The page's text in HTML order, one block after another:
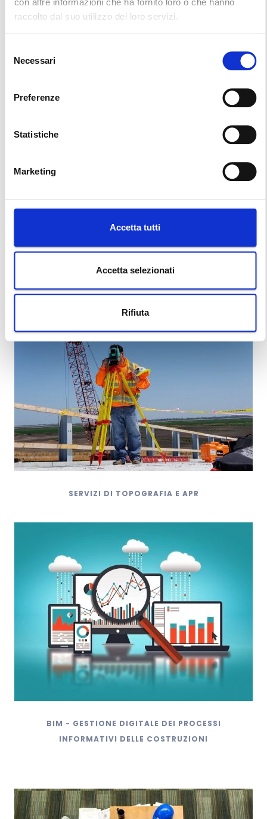
raccolto dal suo utilizzo dei loro servizi.
delNecessari
Preferenze
Statistiche
Marketing
Accetta tutti
Accetta selezionati
Rifiuta
SERVIZI DI TOPOGRAFIA E APR
BIM - GESTIONE DIGITALE DEI PROCESSI
INFORMATIVI DELLE COSTRUZIONI